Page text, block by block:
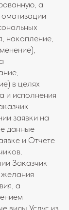
а
накопление,
в целях
и исполнения
заявки на
данные
и Отчете
Заказчик
а